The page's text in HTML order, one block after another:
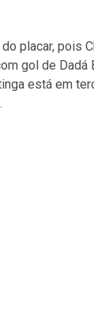
placar, pois
gol de
está em